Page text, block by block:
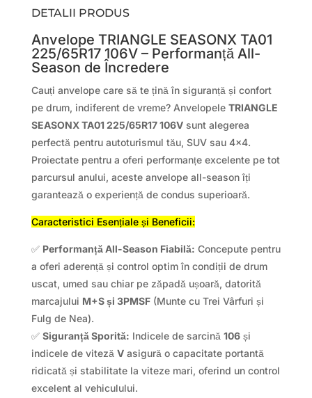
DETALII PRODUS
Anvelope TRIANGLE SEASONX TA01
225/65R17 106V – Performanță All-
Season de Încredere
Cauți anvelope care să te țină în siguranță și confort
pe drum, indiferent de vreme? Anvelopele TRIANGLE
SEASONX TA01 225/65R17 106Vsunt alegerea
perfectă pentru autoturismul tău, SUV sau 4×4.
Proiectate pentru a oferi performanțe excelente pe tot
parcursul anului, aceste anvelope all-season îți
garantează o experiență de condus superioară.
Caracteristici Esențiale și Beneficii:
✅ Performanță All-Season Fiabilă: Concepute pentru
a oferi aderență și control optim în condiții de drum
uscat, umed sau chiar pe zăpadă ușoară, datorită
marcajului M+S și 3PMSF(Munte cu Trei Vârfuri și
Fulg de Nea).
✅ Siguranță Sporită: Indicele de sarcină 106și
indicele de viteză Vasigură o capacitate portantă
ridicată și stabilitate la viteze mari, oferind un control
excelent al vehiculului.